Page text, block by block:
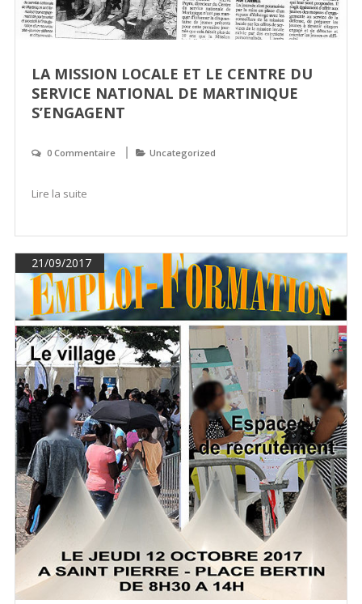
LA MISSION LOCALE ET LE CENTRE DU
SERVICE NATIONAL DE MARTINIQUE
S’ENGAGENT
0 Commentaire Uncategorized
Lire la suite
21/09/2017